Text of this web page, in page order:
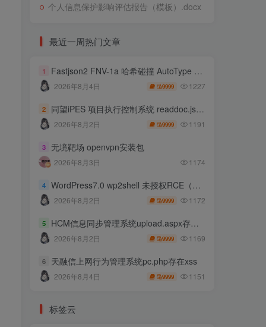
个人信息保护影响评估报告（模板）.docx
最近一周热门文章
1 Fastjson2 FNV-1a 哈希碰撞 AutoType 绕过远程代码执行
2026年8月4日 9999 1227
2 同望iPES 项目执行控制系统 readdoc.jsp存在任意文件读取
2026年8月2日 9999 1191
3 无境靶场 openvpn安装包
2026年8月3日 1174
4 WordPress7.0 wp2shell 未授权RCE（CVE-2026-63030 CVE-2026-60137）
2026年8月2日 9999 1172
5 HCM信息同步管理系统upload.aspx存在任意文件上传
2026年8月2日 9999 1169
6 天融信上网行为管理系统pc.php存在xss
2026年8月4日 9999 1151
标签云